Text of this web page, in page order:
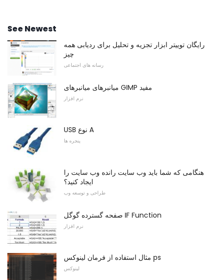
See Newest
رایگان توییتر ابزار تجزیه و تحلیل برای ردیابی همه
چیز
رسانه های اجتماعی
میانبرهای میانبرهای GIMP مفید
نرم افزار
USB نوع A
پنجره ها
هنگامی که شما باید وب سایت رانده وب سایت را
ایجاد کنید؟
طراحی و توسعه وب
صفحه گسترده گوگل IF Function
نرم افزار
مثال استفاده از فرمان لینوکس ps
لینوکس